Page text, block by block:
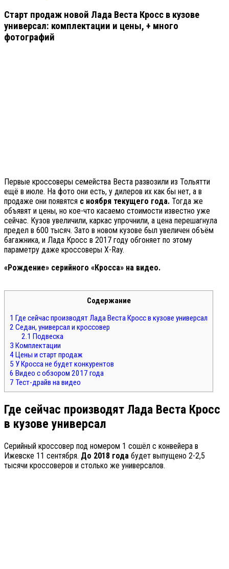
Старт продаж новой Лада Веста Кросс в кузове
универсал: комплектации и цены, + много
фотографий
Первые кроссоверы семейства Веста развозили из Тольятти
ещё в июле. На фото они есть, у дилеров их как бы нет, а в
продаже они появятся с ноября текущего года. Тогда же
объявят и цены, но кое-что касаемо стоимости известно уже
сейчас. Кузов увеличили, каркас упрочнили, а цена перешагнула
предел в 600 тысяч. Зато в новом кузове был увеличен объём
багажника, и Лада Кросс в 2017 году обгоняет по этому
параметру даже кроссоверы X-Ray.
«Рождение» серийного «Кросса» на видео.
Содержание
1 Где сейчас производят Лада Веста Кросс в кузове универсал
2 Седан, универсал и кроссовер
2.1 Подвеска
3 Комплектации
4Цены и старт продаж
5 У Кросса не будет конкурентов
6 Видео с обзором 2017 года
7 Тест-драйв на видео
Где сейчас производят Лада Веста Кросс
в кузове универсал
Серийный кроссовер под номером 1 сошёл с конвейера в
Ижевске 11 сентября. До 2018 года будет выпущено 2-2,5
тысячи кроссоверов и столько же универсалов.